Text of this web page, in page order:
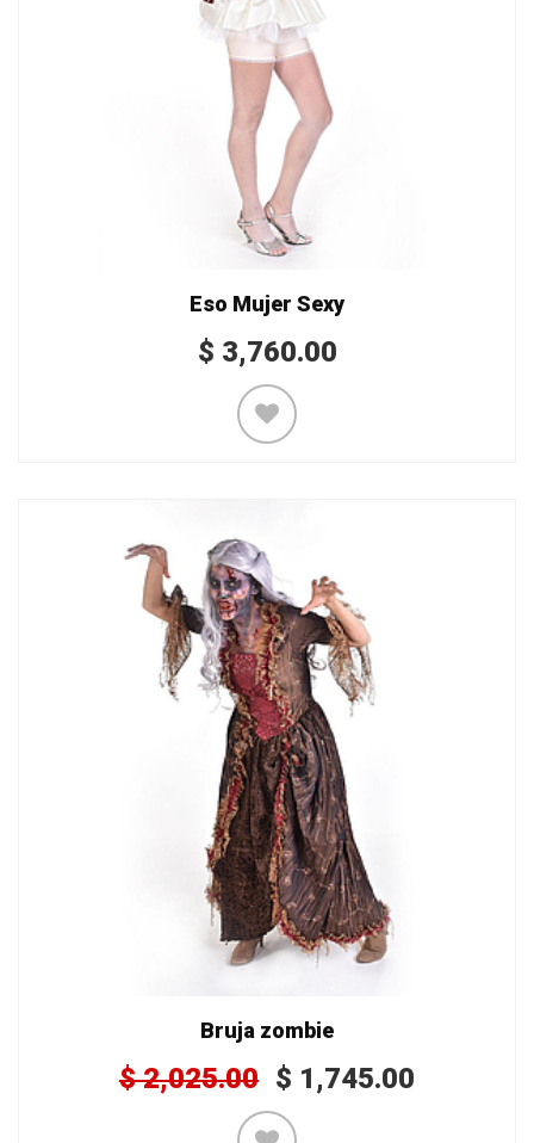
Eso Mujer Sexy
$ 3,760.00
Bruja zombie
$2,025.00 $ 1,745.00